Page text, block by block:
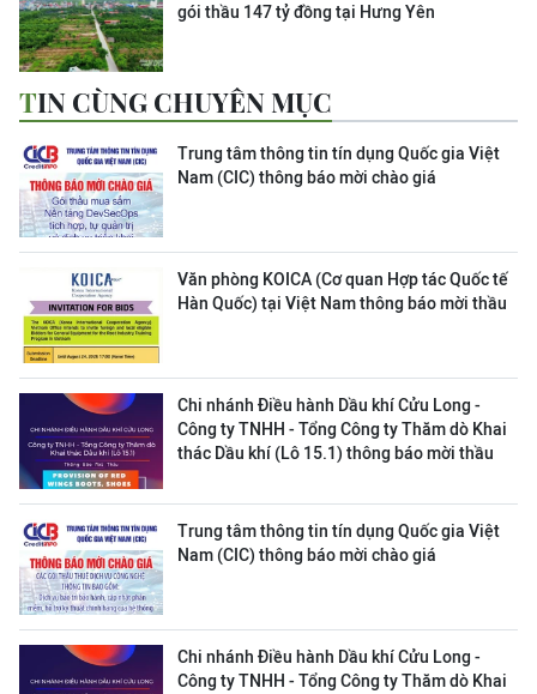
gói thầu 147 tỷ đồng tại Hưng Yên
TIN CÙNG CHUYÊN MỤC
Trung tâm thông tin tín dụng Quốc gia Việt
Nam (CIC) thông báo mời chào giá
Văn phòng KOICA (Cơ quan Hợp tác Quốc tế
Hàn Quốc) tại Việt Nam thông báo mời thầu
Chi nhánh Điều hành Dầu khí Cửu Long -
Công ty TNHH - Tổng Công ty Thăm dò Khai
thác Dầu khí (Lô 15.1) thông báo mời thầu
Trung tâm thông tin tín dụng Quốc gia Việt
Nam (CIC) thông báo mời chào giá
Chi nhánh Điều hành Dầu khí Cửu Long -
Công ty TNHH - Tổng Công ty Thăm dò Khai